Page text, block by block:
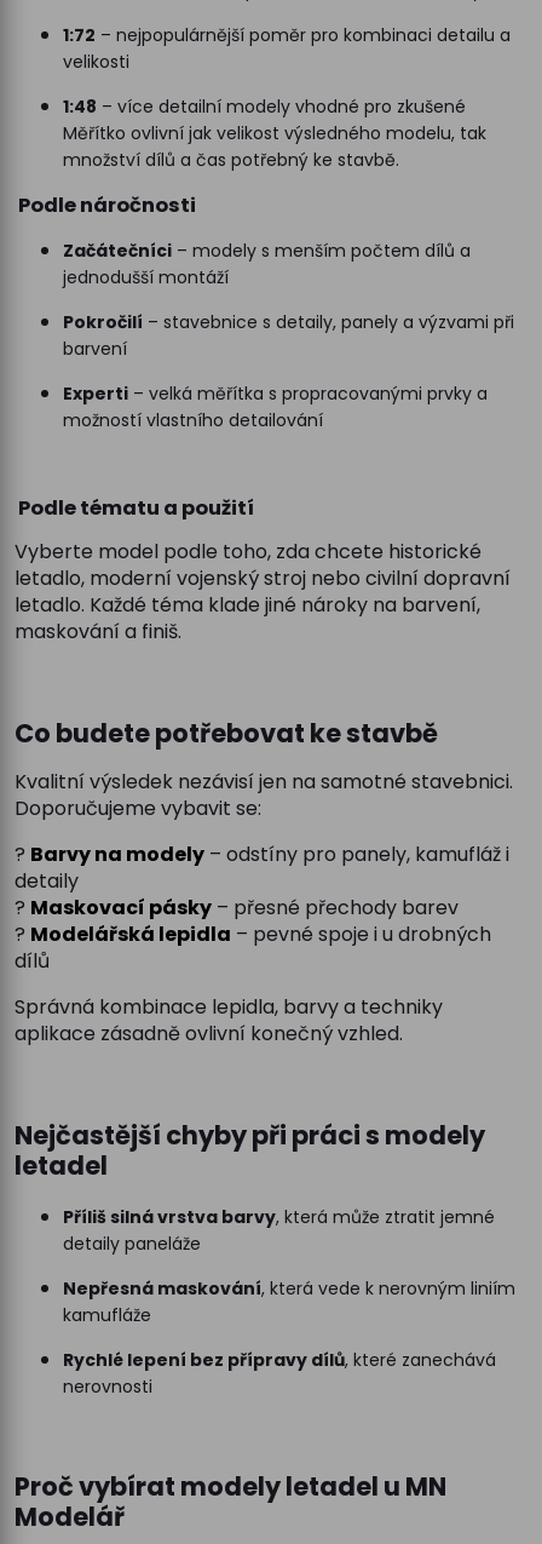
1:72 – nejpopulárnější poměr pro kombinaci detailu a
velikosti
1:48 – více detailní modely vhodné pro zkušené
Měřítko ovlivní jak velikost výsledného modelu, tak
množství dílů a čas potřebný ke stavbě.
Podle náročnosti
Začátečníci – modely s menším počtem dílů a
jednodušší montáží
Pokročilí – stavebnice s detaily, panely a výzvami při
barvení
Experti – velká měřítka s propracovanými prvky a
možností vlastního detailování
Podle tématu a použití
Vyberte model podle toho, zda chcete historické
letadlo, moderní vojenský stroj nebo civilní dopravní
letadlo. Každé téma klade jiné nároky na barvení,
maskování a finiš.
Co budete potřebovat ke stavbě
Kvalitní výsledek nezávisí jen na samotné stavebnici.
Doporučujeme vybavit se:
? Barvy na modely – odstíny pro panely, kamufláž i
detaily
? Maskovací pásky – přesné přechody barev
? Modelářská lepidla – pevné spoje i u drobných
dílů
Správná kombinace lepidla, barvy a techniky
aplikace zásadně ovlivní konečný vzhled.
Nejčastější chyby při práci s modely
letadel
Příliš silná vrstva barvy, která může ztratit jemné
detaily paneláže
Nepřesná maskování, která vede k nerovným liniím
kamufláže
Rychlé lepení bez přípravy dílů, které zanechává
nerovnosti
Proč vybírat modely letadel u MN
Modelář